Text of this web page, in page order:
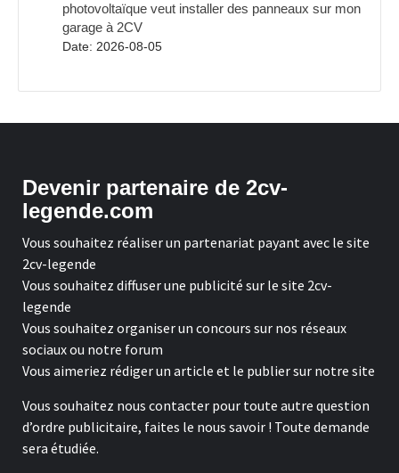
photovoltaïque veut installer des panneaux sur mon
garage à 2CV
Date: 2026-08-05
Devenir partenaire de 2cv-
legende.com
Vous souhaitez réaliser un partenariat payant avec le site
2cv-legende
Vous souhaitez diffuser une publicité sur le site 2cv-
legende
Vous souhaitez organiser un concours sur nos réseaux
sociaux ou notre forum
Vous aimeriez rédiger un article et le publier sur notre site
Vous souhaitez nous contacter pour toute autre question
d’ordre publicitaire, faites le nous savoir ! Toute demande
sera étudiée.